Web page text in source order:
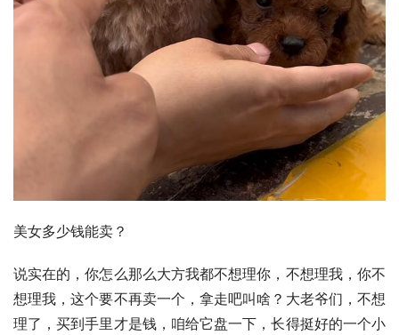
美女多少钱能卖？
说实在的，你怎么那么大方我都不想理你，不想理我，你不
想理我，这个要不再卖一个，拿走吧叫啥？大老爷们，不想
理了，买到手里才是钱，咱给它盘一下，长得挺好的一个小